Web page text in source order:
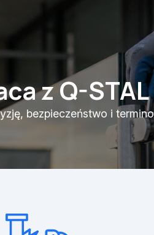
z Q-STAL
bezpieczeństwo i